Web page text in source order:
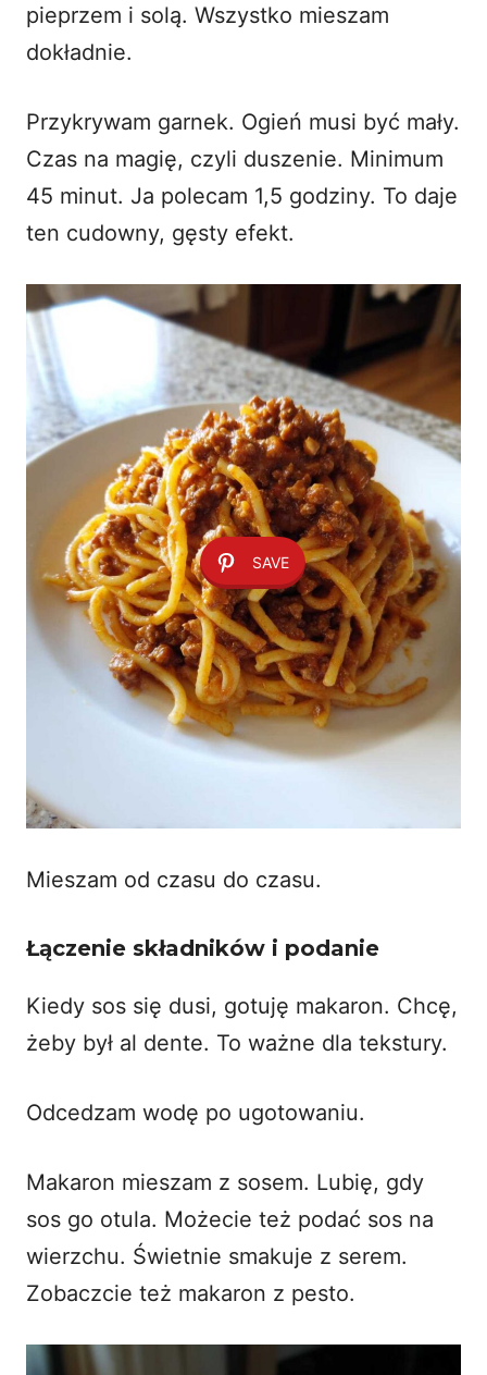
pieprzem i solą. Wszystko mieszam
dokładnie.
Przykrywam garnek. Ogień musi być mały.
Czas na magię, czyli duszenie. Minimum
45 minut. Ja polecam 1,5 godziny. To daje
ten cudowny, gęsty efekt.
SAVE
Mieszam od czasu do czasu.
Łączenie składników i podanie
Kiedy sos się dusi, gotuję makaron. Chcę,
żeby był al dente. To ważne dla tekstury.
Odcedzam wodę po ugotowaniu.
Makaron mieszam z sosem. Lubię, gdy
sos go otula. Możecie też podać sos na
wierzchu. Świetnie smakuje z serem.
Zobaczcie też makaron z pesto.